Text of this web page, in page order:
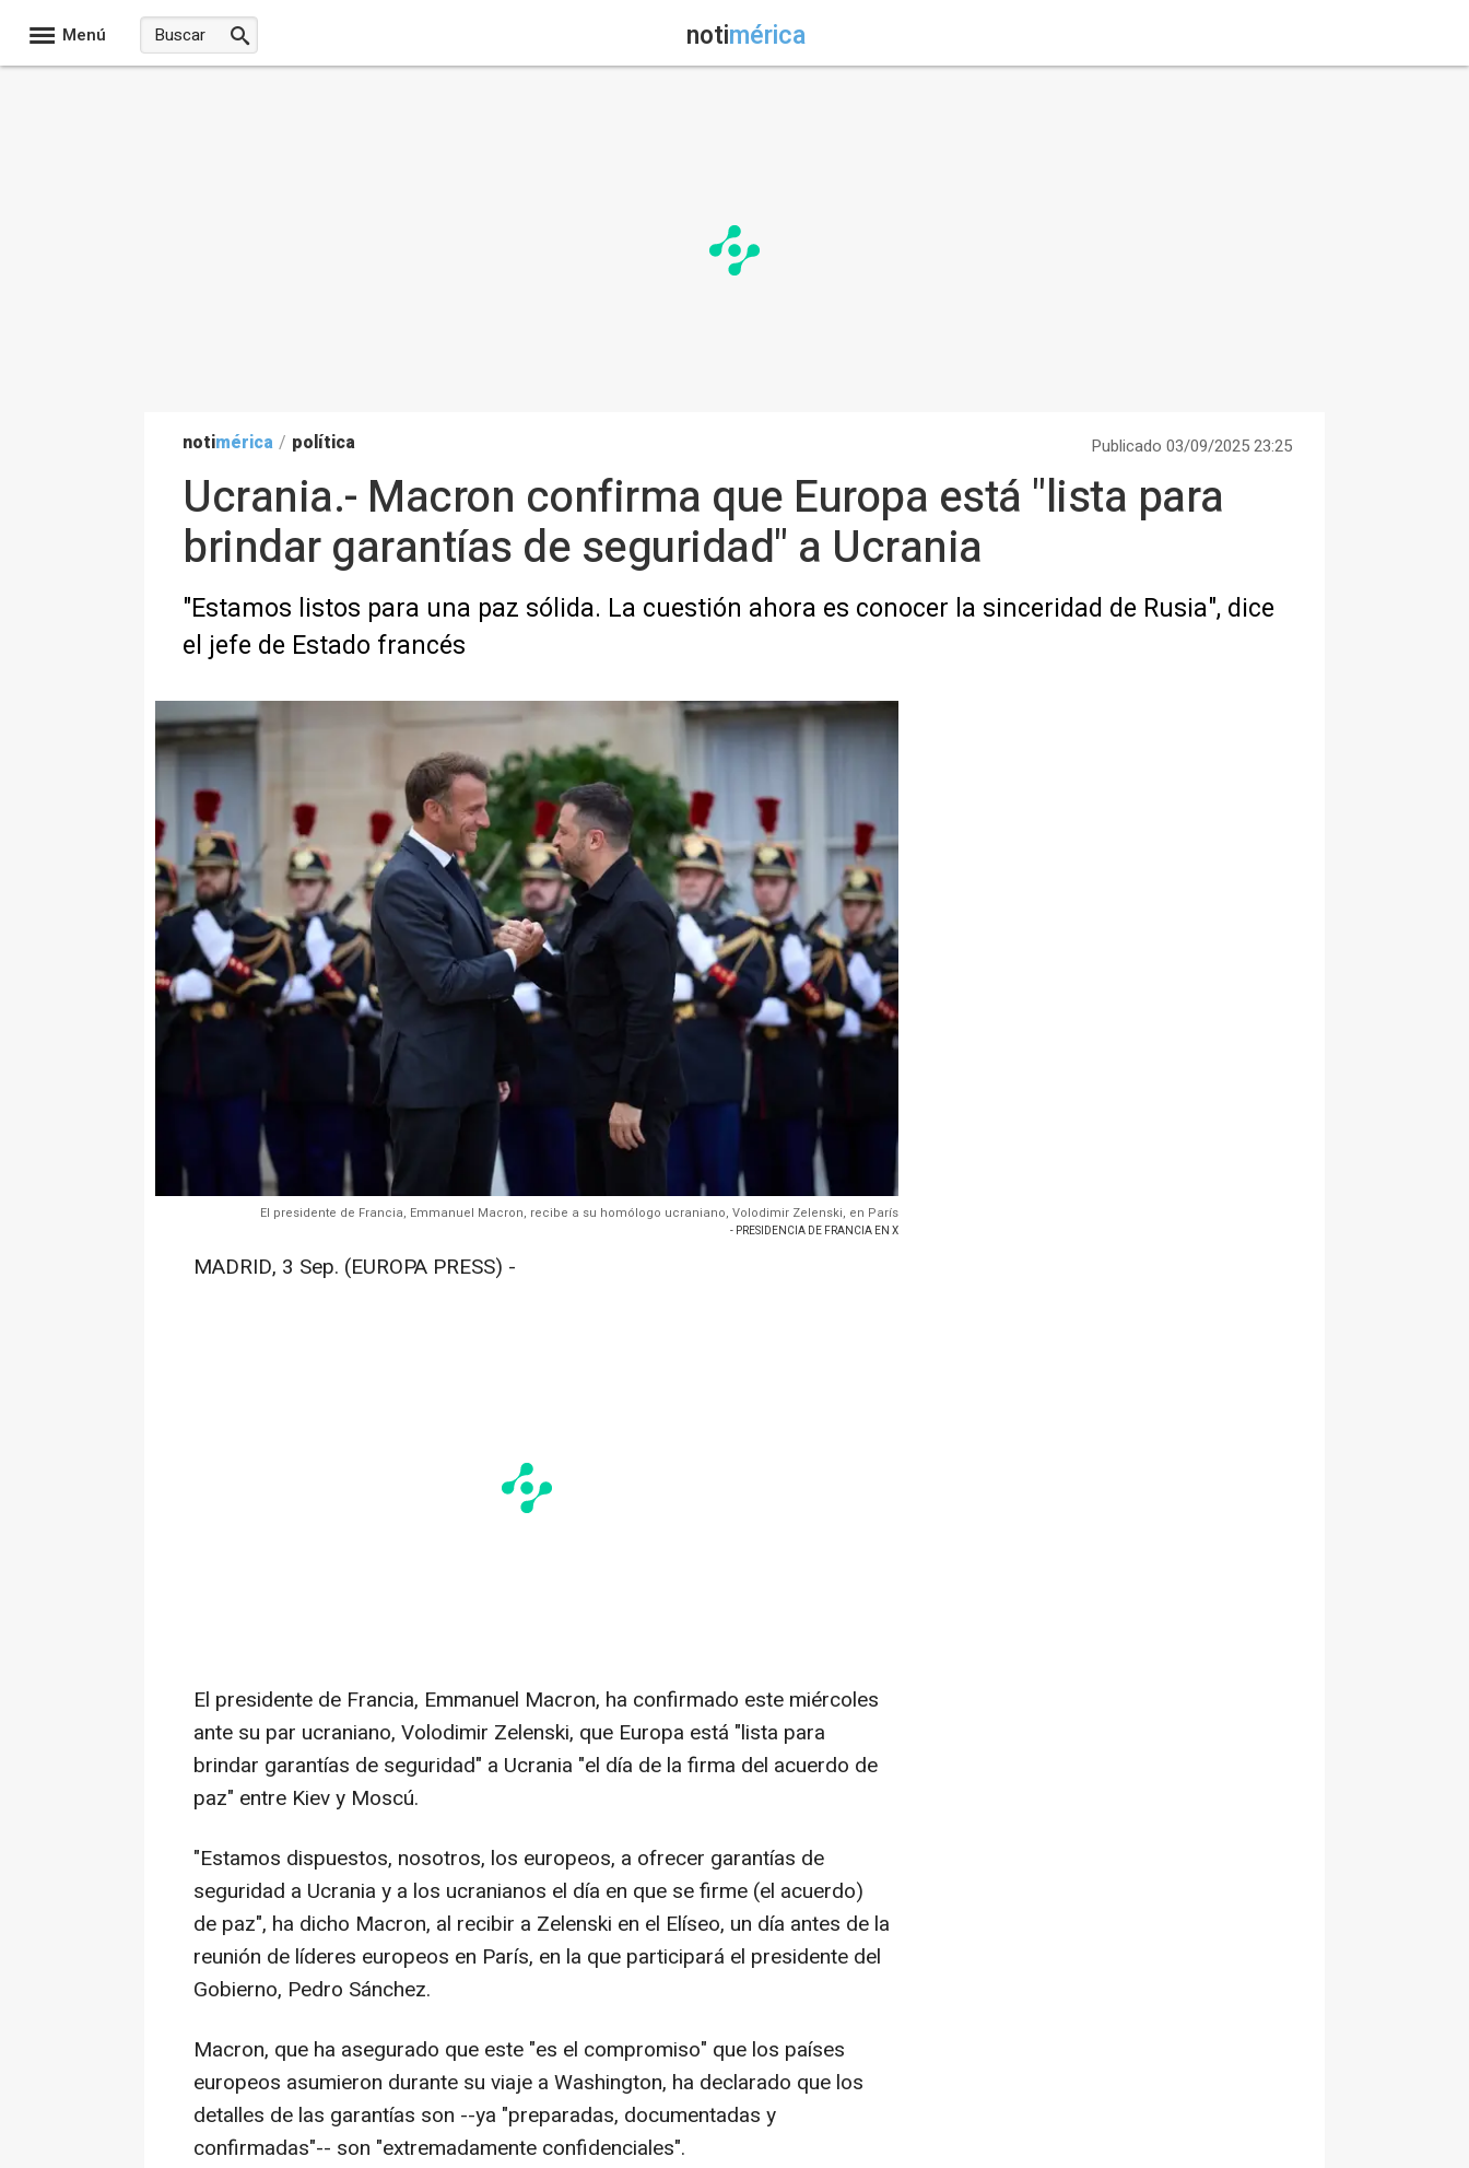
Menú notimérica
notimérica / política Publicado 03/09/2025 23:25
Ucrania.- Macron confirma que Europa está "lista para
brindar garantías de seguridad" a Ucrania
"Estamos listos para una paz sólida. La cuestión ahora es conocer la sinceridad de Rusia", dice
el jefe de Estado francés
El presidente de Francia, Emmanuel Macron, recibe a su homólogo ucraniano, Volodimir Zelenski, en París
- PRESIDENCIA DE FRANCIA EN X
MADRID, 3 Sep. (EUROPA PRESS) -
El presidente de Francia, Emmanuel Macron, ha confirmado este miércoles
ante su par ucraniano, Volodimir Zelenski, que Europa está "lista para
brindar garantías de seguridad" a Ucrania "el día de la firma del acuerdo de
paz" entre Kiev y Moscú.
"Estamos dispuestos, nosotros, los europeos, a ofrecer garantías de
seguridad a Ucrania y a los ucranianos el día en que se firme (el acuerdo)
de paz", ha dicho Macron, al recibir a Zelenski en el Elíseo, un día antes de la
reunión de líderes europeos en París, en la que participará el presidente del
Gobierno, Pedro Sánchez.
Macron, que ha asegurado que este "es el compromiso" que los países
europeos asumieron durante su viaje a Washington, ha declarado que los
detalles de las garantías son --ya "preparadas, documentadas y
confirmadas"-- son "extremadamente confidenciales".